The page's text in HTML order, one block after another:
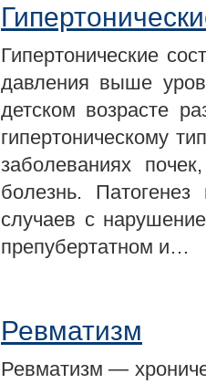
Гипертонические
давления выше
детском возрасте
гипертоническому
заболеваниях
болезнь.
случаев с
препубертатном и…
Ревматизм
Ревматизм —